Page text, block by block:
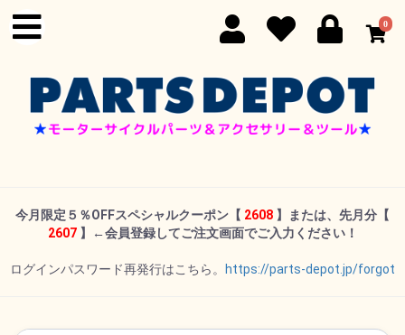
0
今月限定５％OFFスペシャルクーポン 【 2608 】または、先月分【
2607】←会員登録してご注文画面でご入力ください！
ログインパスワード再発行はこちら。 https://parts-depot.jp/forgot